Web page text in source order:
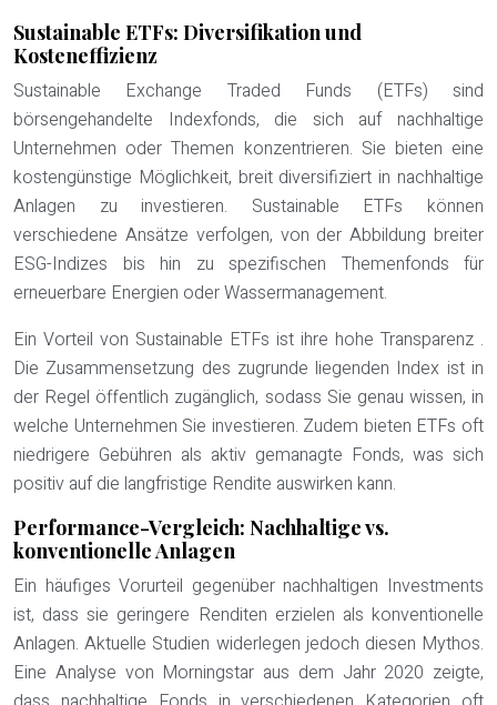
Sustainable ETFs: Diversifikation und
Kosteneffizienz
Sustainable Exchange Traded Funds (ETFs) sind
börsengehandelte Indexfonds, die sich auf nachhaltige
Unternehmen oder Themen konzentrieren. Sie bieten eine
kostengünstige Möglichkeit, breit diversifiziert in nachhaltige
Anlagen zu investieren. Sustainable ETFs können
verschiedene Ansätze verfolgen, von der Abbildung breiter
ESG-Indizes bis hin zu spezifischen Themenfonds für
erneuerbare Energien oder Wassermanagement.
Ein Vorteil von Sustainable ETFs ist ihre hohe Transparenz .
Die Zusammensetzung des zugrunde liegenden Index ist in
der Regel öffentlich zugänglich, sodass Sie genau wissen, in
welche Unternehmen Sie investieren. Zudem bieten ETFs oft
niedrigere Gebühren als aktiv gemanagte Fonds, was sich
positiv auf die langfristige Rendite auswirken kann.
Performance-Vergleich: Nachhaltige vs.
konventionelle Anlagen
Ein häufiges Vorurteil gegenüber nachhaltigen Investments
ist, dass sie geringere Renditen erzielen als konventionelle
Anlagen. Aktuelle Studien widerlegen jedoch diesen Mythos.
Eine Analyse von Morningstar aus dem Jahr 2020 zeigte,